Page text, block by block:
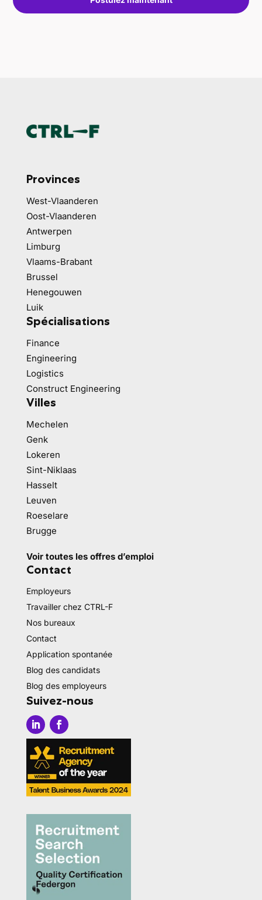
Provinces
West-Vlaanderen
Oost-Vlaanderen
Antwerpen
Limburg
Vlaams-Brabant
Brussel
Henegouwen
Luik
Spécialisations
Finance
Engineering
Logistics
Construct Engineering
Villes
Mechelen
Genk
Lokeren
Sint-Niklaas
Hasselt
Leuven
Roeselare
Brugge
Voir toutes les offres d’emploi
Contact
Employeurs
Travailler chez CTRL-F
Nos bureaux
Contact
Application spontanée
Blog des candidats
Blog des employeurs
Suivez-nous